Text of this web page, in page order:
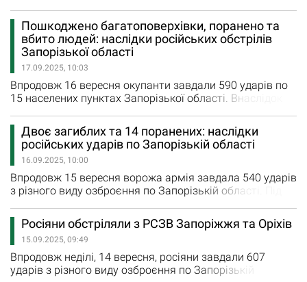
районів Запорізької області. Внаслідок російського
удару дроном по маршрутці у Приморському
поранення отримав чоловік, а внаслідок авіаудару по
селу Різдвянка постраждала жінка. Вчора Білогірʼя,
Малинівку та Червоне…
Пошкоджено багатоповерхівки, поранено та
вбито людей: наслідки російських обстрілів
Запорізької області
17.09.2025, 10:03
Впродовж 16 вересня окупанти завдали 590 ударів по
15 населених пунктах Запорізької області. Внаслідок
загинула, ще 20, в тому числі четверо дітей, поранені.
Внаслідок удару безпілотником по Запорізькому
району поранення отримали двоє чоловіків.
Запоріжжя, Плавнів, Червоного та Новоданилівки
росіяни чотири рази обстріляли з…
Двоє загиблих та 14 поранених: наслідки
російських ударів по Запорізькій області
16.09.2025, 10:00
Впродовж 15 вересня ворожа армія завдала 540 ударів
з різного виду озброєння по Запорізькій області. Під
російського удару по Новопавлівці загинула людина,
крім того поранення отримав мешканець Богданівки.
Внаслідок нічної атаки Запоріжжя одна людина
загинула, ще 13 - постраждали. Російські військові
здійснили…
Росіяни обстріляли з РСЗВ Запоріжжя та Оріхів
15.09.2025, 09:49
Впродовж неділі, 14 вересня, росіяни завдали 607
ударів з різного виду озброєння по Запорізькій